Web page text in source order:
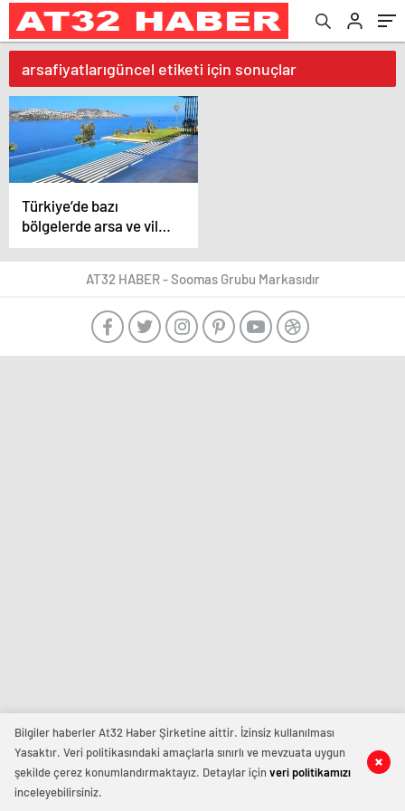
arsafiyatlarıgüncel etiketi için sonuçlar
Türkiye’de bazı
bölgelerde arsa ve villa
fiyatları değişti
AT32 HABER - Soomas Grubu Markasıdır
Bilgiler haberler At32 Haber Şirketine aittir. İzinsiz kullanılması
Yasaktır. Veri politikasındaki amaçlarla sınırlı ve mevzuata uygun
şekilde çerez konumlandırmaktayız. Detaylar içinveri politikamızı
inceleyebilirsiniz.